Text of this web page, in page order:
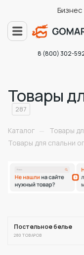
8 (800) 302-
Товары
287
Каталог — Товары
Товары для спальни
Постельное белье
280 ТОВАРОВ